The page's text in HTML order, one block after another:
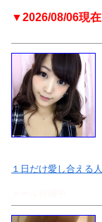
▼2026/08/06現在
１日だけ愛し合える